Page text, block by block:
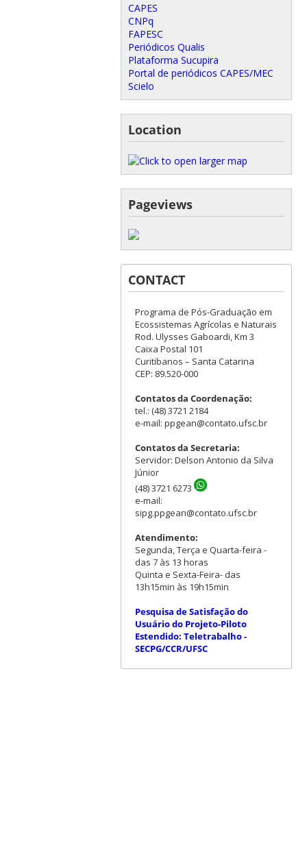
CAPES
CNPq
FAPESC
Periódicos Qualis
Plataforma Sucupira
Portal de periódicos CAPES/MEC
Scielo
Location
Pageviews
CONTACT
Programa de Pós-Graduação em
Ecossistemas Agrícolas e Naturais
Rod. Ulysses Gaboardi, Km 3
Caixa Postal 101
Curitibanos – Santa Catarina
CEP: 89.520-000
Contatos da Coordenação:
tel.: (48) 3721 2184
e-mail: ppgean@contato.ufsc.br
Contatos da Secretaria:
Servidor: Delson Antonio da Silva
Júnior
(48) 3721 6273
e-mail:
sipg.ppgean@contato.ufsc.br
Atendimento:
Segunda, Terça e Quarta-feira -
das 7 às 13 horas
Quinta e Sexta-Feira- das
13h15min às 19h15min
Pesquisa de Satisfação do
Usuário do Projeto-Piloto
Estendido: Teletrabalho -
SECPG/CCR/UFSC